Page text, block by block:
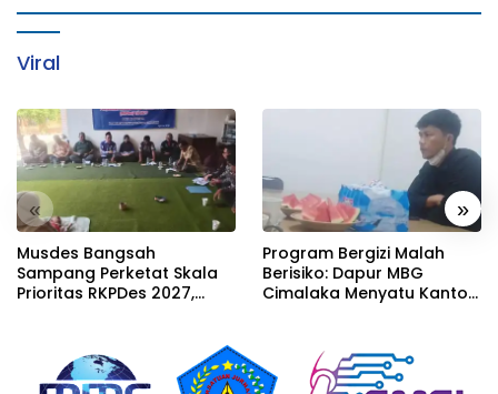
Viral
« »
Musdes Bangsah
Sampang Perketat Skala
Prioritas RKPDes 2027,
pada pemerataan yang
seragam
Program Bergizi Malah
Berisiko: Dapur MBG
Cimalaka Menyatu Kantor